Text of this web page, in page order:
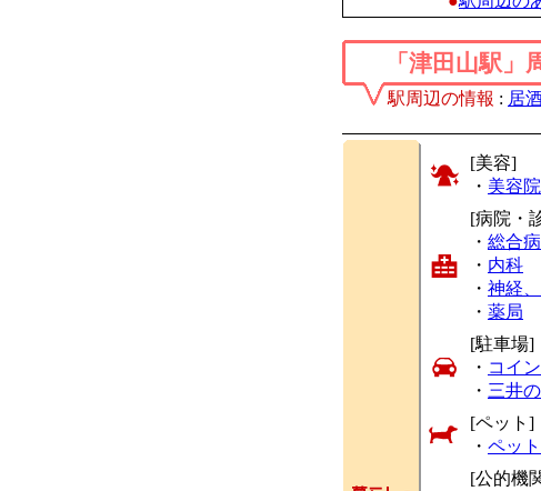
「津田山駅」
駅周辺の情報 : 居
[美容]
・ 美容院
[病院・
・ 総合
・ 内科
・ 神経
・ 薬局
[駐車場]
・ コイ
・ 三井
[ペット]
・ ペッ
[公的機